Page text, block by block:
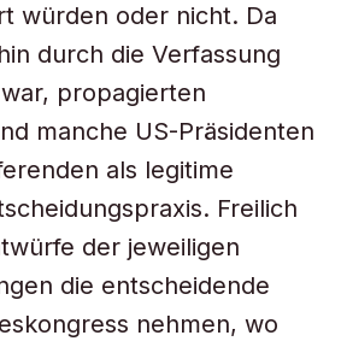
würden oder nicht. Da
durch die Verfassung
propagierten
manche US-Präsidenten
als legitime
Freilich
der jeweiligen
die entscheidende
nehmen, wo